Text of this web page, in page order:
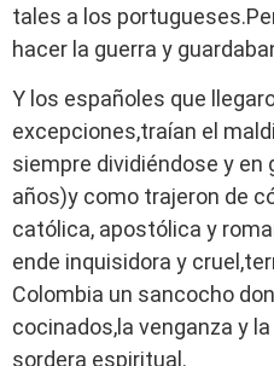
tales a los
hacer la guerra y
Y los españoles que
excepciones,traían el
siempre dividiéndose y en
años)y como trajeron de
católica, apostólica y
ende inquisidora y
Colombia un sancocho
cocinados,la venganza y
sordera espiritual.